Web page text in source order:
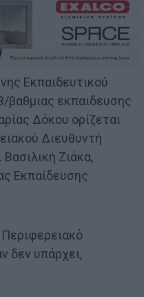
Εκπαιδευτικού
βαθμιας εκπαιδευσης
Δόκου ορίζεται
Διευθυντή
Ζιάκα,
Εκπαίδευσης
δεν υπάρχει,